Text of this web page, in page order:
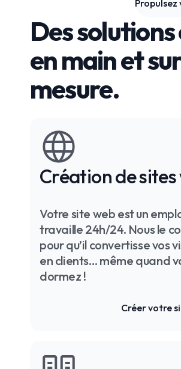
Propulsez
Des solutions
en main et
mesure.
Création de sites
Votre site web est un
travaille 24h/24. Nous le
pour qu’il convertisse vos
en clients… même quand
dormez !
Créer votre